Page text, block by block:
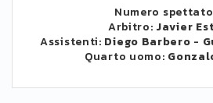
Numero
Arbitro: Javier
Assistenti: Diego Barbero -
Quarto uomo: